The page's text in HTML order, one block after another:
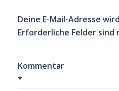
Deine E-Mail-Adresse
Erforderliche Felder sind
Kommentar
*